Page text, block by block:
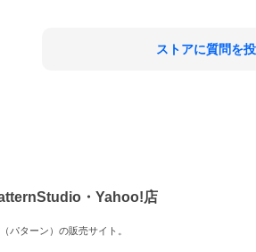
ストアに質問を
・Yahoo!店
パターン）の販売サイト。